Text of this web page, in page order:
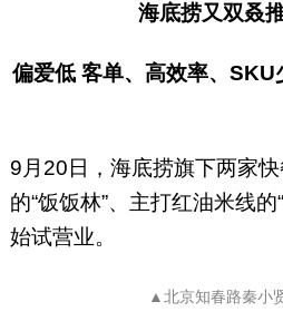
海底捞又双叒
偏爱低 客单、高效率、SKU
9月20日，海底捞旗下两家
的“饭饭林”、主打红油米线
始试营业。
▲北京知春路秦小